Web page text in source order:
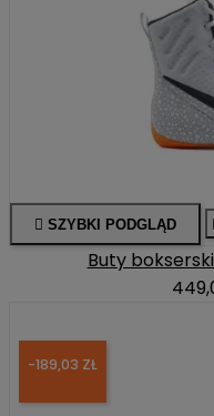
 SZYBKI PODGLĄD
Buty
-189,03 ZŁ